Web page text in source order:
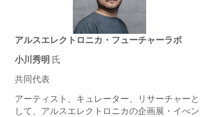
アルスエレクトロニカ・フューチャーラボ
小川秀明 氏
共同代表
アーティスト、キュレーター、リサーチャーと
して、アルスエレクトロニカの企画展・イべン